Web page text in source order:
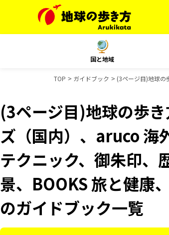
国と地域
TOP ガイドブック (3ページ目)地球の
(3ページ目)地球の歩
ズ（国内）、aruco 海
テクニック、御朱印、
景、BOOKS 旅と健康
のガイドブック一覧